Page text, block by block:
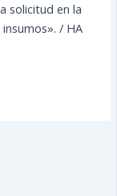
solicitud en la
/ HA